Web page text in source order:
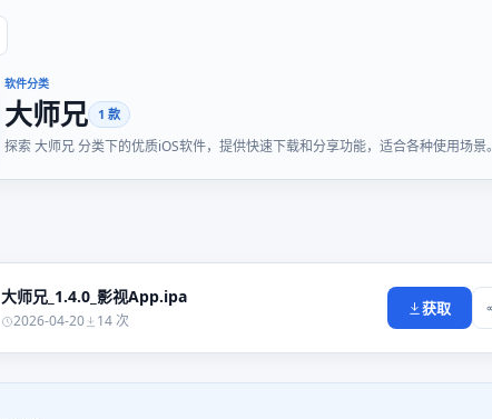
软件分类
大师兄 1 款
探索 大师兄 分类下的优质iOS软件，提供快速下载和分享功能，适合各种使用场景。
大师兄_1.4.0_影视App.ipa
2026-04-20 14 次
获取